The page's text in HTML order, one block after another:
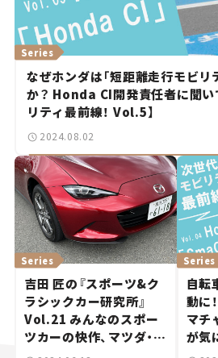
なぜホンダは「短距離走行モビリ
か？ Honda CI開発責任者に聞い
リティ最前線！ Vol.5】
Series
2024.08.02
吉田 匠の『スポーツ&ク
ラシックカー研究所』
Vol.21 みんなのスポー
ツカーの快作、マツダ・ロ
ードスター。
Series
自転
動に
マチ
が気
リテ
Series